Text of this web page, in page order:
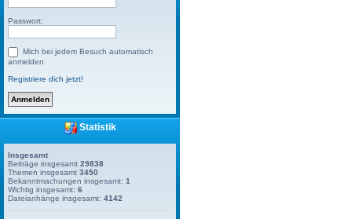
Passwort:
Mich bei jedem Besuch automatisch
anmelden
Registriere dich jetzt!
Statistik
Insgesamt
Beiträge insgesamt 29838
Themen insgesamt 3450
Bekanntmachungen insgesamt: 1
Wichtig insgesamt: 6
Dateianhänge insgesamt: 4142